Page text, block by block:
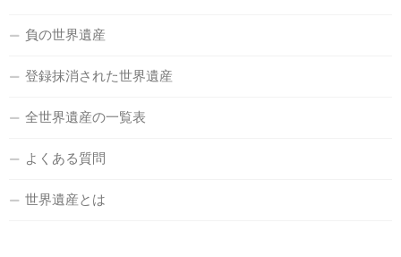
負の世界遺産
登録抹消された世界遺産
全世界遺産の一覧表
よくある質問
世界遺産とは